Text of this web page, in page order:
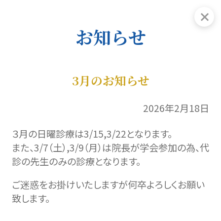
お知らせ
3月のお知らせ
2026年2月18日
３月の日曜診療は3/15,3/22となります。
また、3/7（土）,3/9（月）は院長が学会参加の為、代
診の先生のみの診療となります。
ご迷惑をお掛けいたしますが何卒よろしくお願い
致します。